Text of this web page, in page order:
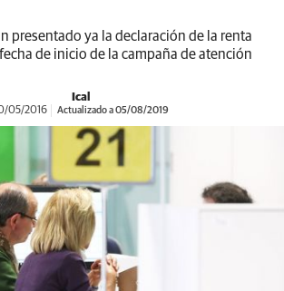
presentado ya la declaración de la renta
de inicio de la campaña de atención
Ical
05/2016 Actualizado a 05/08/2019